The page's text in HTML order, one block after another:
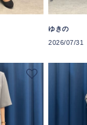
ゆきの
2026/07/31